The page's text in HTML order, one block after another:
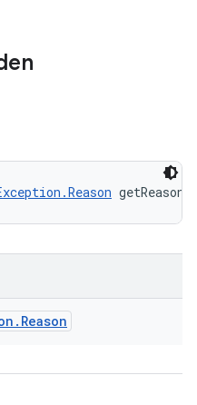
getReason
. Reason